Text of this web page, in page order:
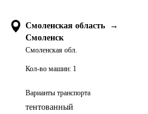
Смоленская область
→
Смоленск
Смоленская обл.
Кол-во машин: 1
Варианты транспорта
тентованный